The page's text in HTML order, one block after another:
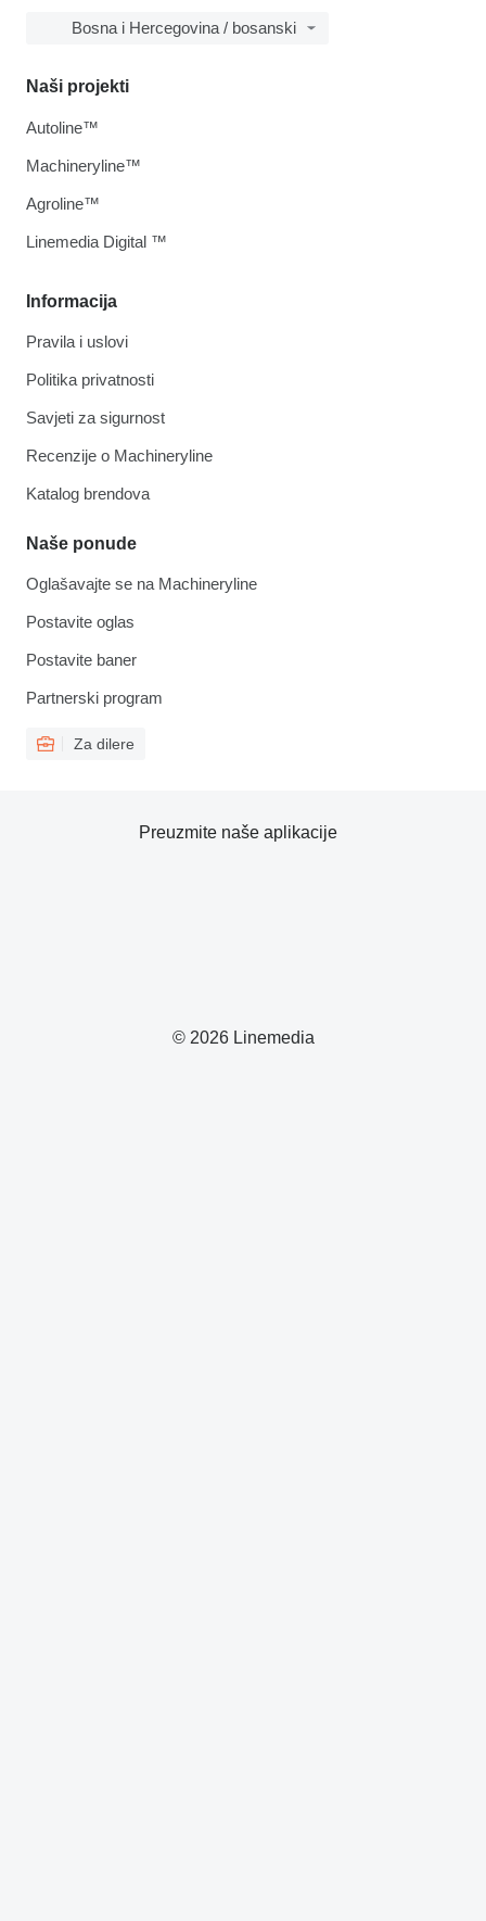
Bosna i Hercegovina / bosanski
Informacija
Pravila i uslovi
Politika privatnosti
Savjeti za sigurnost
Recenzije o Machineryline
Katalog brendova
Naše ponude
Oglašavajte se na Machineryline
Postavite oglas
Postavite baner
Partnerski program
Za dilere
Naši projekti
Autoline™
Machineryline™
Agroline™
Linemedia Digital ™
© 2026 Linemedia
Preuzmite naše aplikacije